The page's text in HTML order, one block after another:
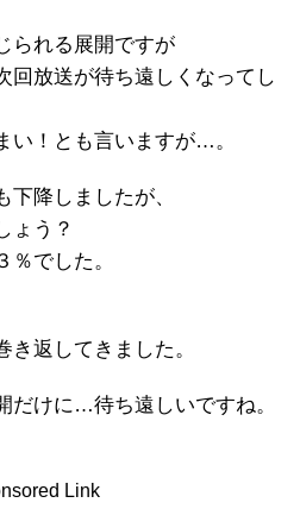
られる展開ですが
回放送が待ち遠しくなってし
い！とも言いますが…。
降しましたが、
ょう？
％でした。
返してきました。
だけに…待ち遠しいですね。
Link